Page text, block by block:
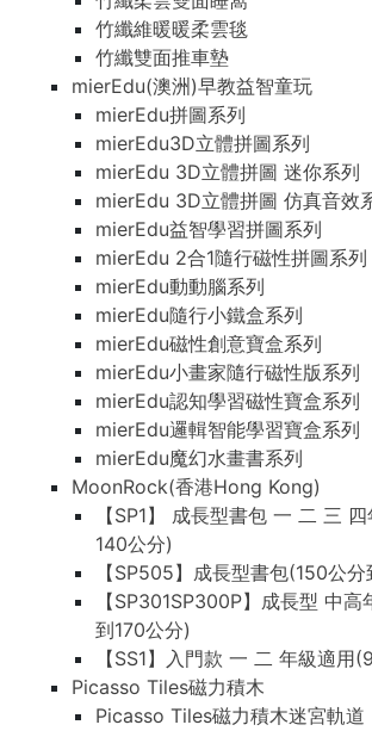
竹纖維暖暖柔雲毯
竹纖雙面推車墊
mierEdu(澳洲)早教益智童玩
mierEdu拼圖系列
mierEdu3D立體拼圖系列
mierEdu 3D立體拼圖 迷你系列
mierEdu 3D立體拼圖 仿真音效
mierEdu益智學習拼圖系列
mierEdu 2合1隨行磁性拼圖系列
mierEdu動動腦系列
mierEdu隨行小鐵盒系列
mierEdu磁性創意寶盒系列
mierEdu小畫家隨行磁性版系列
mierEdu認知學習磁性寶盒系列
mierEdu邏輯智能學習寶盒系列
mierEdu魔幻水畫書系列
MoonRock(香港Hong Kong)
【SP1】 成長型書包 一 二 三
140公分)
【SP505】成長型書包(150公
【SP301SP300P】成長型 中
到170公分)
【SS1】入門款 一 二 年級適用
Picasso Tiles磁力積木
Picasso Tiles磁力積木迷宮軌道